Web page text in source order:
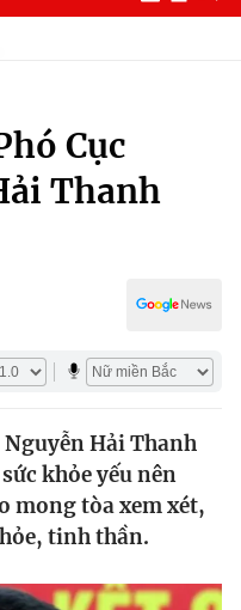
Cục
Thanh
Hải Thanh
khỏe yếu nên
mong tòa xem xét,
tinh thần.